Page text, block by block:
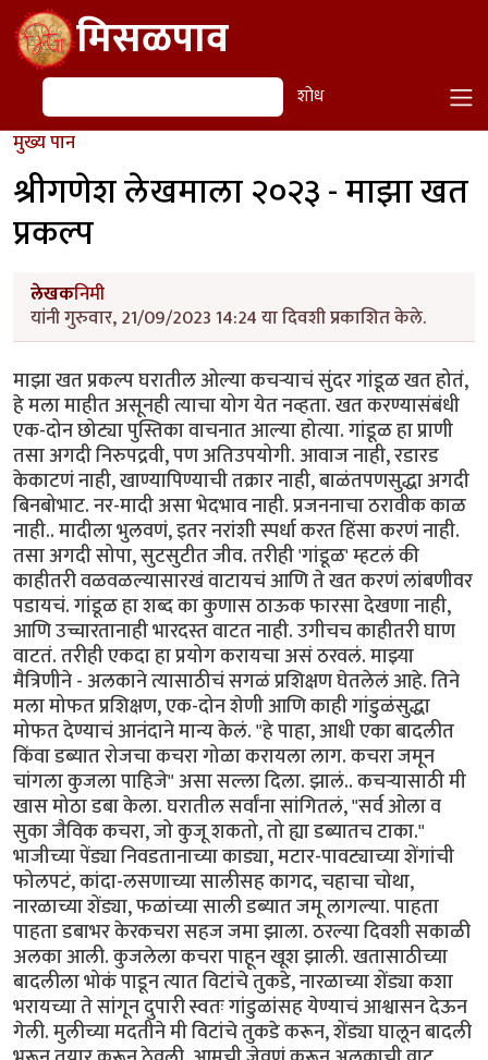
Skip to main contentमिसळपाव
शोध शोध
मुख्य पान
श्रीगणेश लेखमाला २०२३ - माझा खत
प्रकल्प
लेखकनिमी
यांनी गुरुवार, 21/09/2023 14:24 या दिवशी प्रकाशित केले.
माझा खत प्रकल्प घरातील ओल्या कचऱ्याचं सुंदर गांडूळ खत होतं,
हे मला माहीत असूनही त्याचा योग येत नव्हता. खत करण्यासंबंधी
एक-दोन छोट्या पुस्तिका वाचनात आल्या होत्या. गांडूळ हा प्राणी
तसा अगदी निरुपद्रवी, पण अतिउपयोगी. आवाज नाही, रडारड
केकाटणं नाही, खाण्यापिण्याची तक्रार नाही, बाळंतपणसुद्धा अगदी
बिनबोभाट. नर-मादी असा भेदभाव नाही. प्रजननाचा ठरावीक काळ
नाही.. मादीला भुलवणं, इतर नरांशी स्पर्धा करत हिंसा करणं नाही.
तसा अगदी सोपा, सुटसुटीत जीव. तरीही 'गांडूळ' म्हटलं की
काहीतरी वळवळल्यासारखं वाटायचं आणि ते खत करणं लांबणीवर
पडायचं. गांडूळ हा शब्द का कुणास ठाऊक फारसा देखणा नाही,
आणि उच्चारतानाही भारदस्त वाटत नाही. उगीचच काहीतरी घाण
वाटतं. तरीही एकदा हा प्रयोग करायचा असं ठरवलं. माझ्या
मैत्रिणीने - अलकाने त्यासाठीचं सगळं प्रशिक्षण घेतलेलं आहे. तिने
मला मोफत प्रशिक्षण, एक-दोन शेणी आणि काही गांडुळंसुद्धा
मोफत देण्याचं आनंदाने मान्य केलं. "हे पाहा, आधी एका बादलीत
किंवा डब्यात रोजचा कचरा गोळा करायला लाग. कचरा जमून
चांगला कुजला पाहिजे" असा सल्ला दिला. झालं.. कचऱ्यासाठी मी
खास मोठा डबा केला. घरातील सर्वांना सांगितलं, "सर्व ओला व
सुका जैविक कचरा, जो कुजू शकतो, तो ह्या डब्यातच टाका."
भाजीच्या पेंड्या निवडतानाच्या काड्या, मटार-पावट्याच्या शेंगांची
फोलपटं, कांदा-लसणाच्या सालीसह कागद, चहाचा चोथा,
नारळाच्या शेंड्या, फळांच्या साली डब्यात जमू लागल्या. पाहता
पाहता डबाभर केरकचरा सहज जमा झाला. ठरल्या दिवशी सकाळी
अलका आली. कुजलेला कचरा पाहून खूश झाली. खतासाठीच्या
बादलीला भोकं पाडून त्यात विटांचे तुकडे, नारळाच्या शेंड्या कशा
भरायच्या ते सांगून दुपारी स्वतः गांडुळांसह येण्याचं आश्वासन देऊन
गेली. मुलीच्या मदतीने मी विटांचे तुकडे करून, शेंड्या घालून बादली